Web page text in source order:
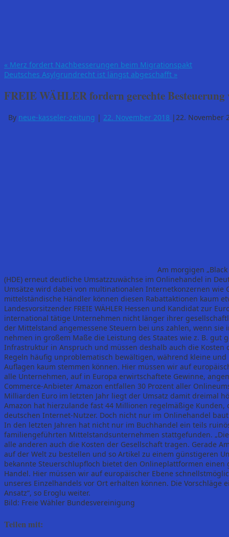
« Merz fordert Nachbesserungen beim Migrationspakt
Deutsches Asylgrundrecht ist längst abgeschafft »
FREIE WÄHLER fordern gerechte
By neue-kasseler-zeitung | 22. November 2018 |22. November
Am morgigen
(HDE) erneut deutliche Umsatzzuwächse im Onlinehandel in
Umsätze wird dabei von multinationalen Internetkonzernen wie
mittelständische Händler können diesen Rabattaktionen kaum
Landesvorsitzender FREIE WÄHLER Hessen und Kandidat zur
international tätige Unternehmen nicht länger ihrer
der Mittelstand angemessene Steuern bei uns zahlen, wenn sie
nehmen in großem Maße die Leistung des Staates wie z. B. gut
Infrastruktur in Anspruch und müssen deshalb auch die Kosten
Regeln häufig unproblematisch bewältigen, während kleine
Auflagen kaum stemmen können. Hier müssen wir auf
alle Unternehmen, auf in Europa erwirtschaftete Gewinne,
Commerce-Anbieter Amazon entfallen 30 Prozent aller
Milliarden Euro im letzten Jahr liegt der Umsatz damit dreimal
Amazon hat hierzulande fast 44 Millionen regelmäßige
deutschen Internet-Nutzer. Doch nicht nur im Onlinehandel
In den letzten Jahren hat nicht nur im Buchhandel ein teils
familiengeführten Mittelstandsunternehmen stattgefunden.
alle anderen auch die Kosten der Gesellschaft tragen. Gerade
auf der Welt zu bestellen und so Artikel zu einem günstigeren
bekannte Steuerschlupfloch bietet den Onlineplattformen
Handel. Hier müssen wir auf europäischer Ebene
unseres Einzelhandels vor Ort erhalten können. Die
Ansatz“, so Eroglu weiter.
Bild: Freie Wähler Bundesvereinigung
Teilen mit: